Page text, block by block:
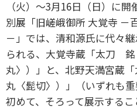
（火）～3月16日（日）に
別展「旧嵯峨御所 大覚寺 －
－」では、清和源氏に代々
られる、大覚寺蔵「太刀
丸〉）」と、北野天満宮蔵
丸〈髭切〉）」（いずれも
初めて、そろって展示するこ